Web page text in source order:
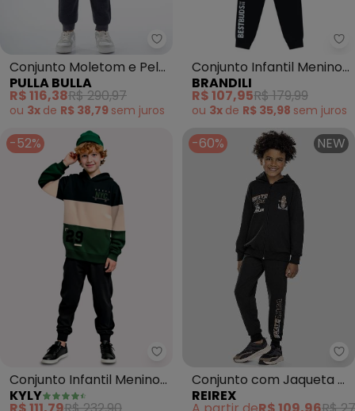
Pulla Bulla - Conjunto Moletom
Conjunto Moletom e Pelo
(Preto)
PULLA BULLA
R$ 116,38R$ 290,97
ou 3x de R$ 38,79 sem juros
Conjunto Infantil Menino
de Jacaré (Preto)
BRANDILI
R$ 107,95R$ 179,99
ou 3x de R$ 35,98 sem juros
-52%
Kyly - Conjunto Infantil Menino
Conjunto Infantil Menino
em Algodão (Preto)
KYLY
-60% NEW
Conjunto com Jaqueta e
Calça (Preto)
REIREX